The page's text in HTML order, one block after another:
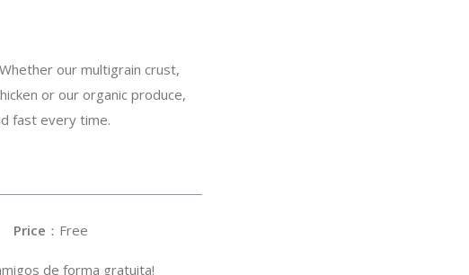
our multigrain crust,
or our organic produce,
fast every time.
Price ：Free
de forma gratuita!